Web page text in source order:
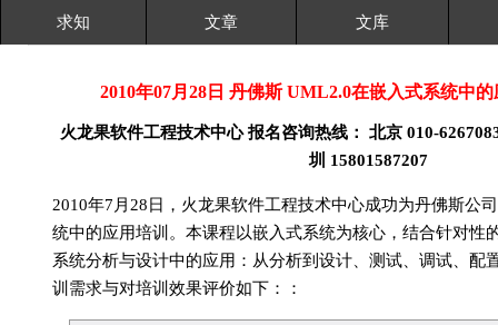
求知 文章 文库
2010年07月28日 丹佛斯 UML2.0在嵌入式系统中
火龙果软件工程技术中心 报名咨询热线： 北京 010-
圳 15801587207
2010年7月28日，火龙果软件工程技术中心成功为丹佛斯公
统中的应用培训。本课程以嵌入式系统为核心，结合针对性
系统分析与设计中的应用：从分析到设计、测试、调试、配
训需求与对培训效果评价如下：：